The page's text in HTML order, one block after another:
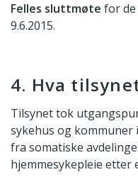
Felles sluttmøte for
9.6.2015.
4. Hva
Tilsynet tok
sykehus og
fra somatiske
hjemmesykepleie etter